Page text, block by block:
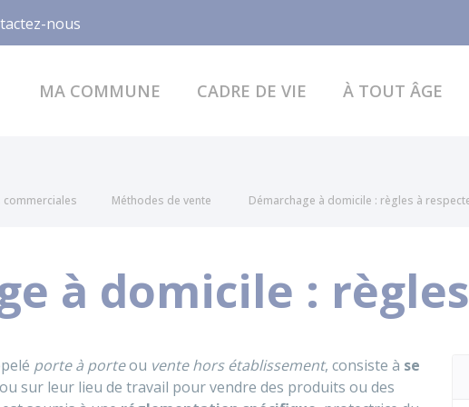
nous
MA COMMUNE CADRE DE VIE À TOUT ÂGE
commerciales Méthodes de vente Démarchage à domicile : règles à
à domicile :
porte à porteou vente hors établissement, consiste à se
ou sur leur lieu de travail pour vendre des produits ou des